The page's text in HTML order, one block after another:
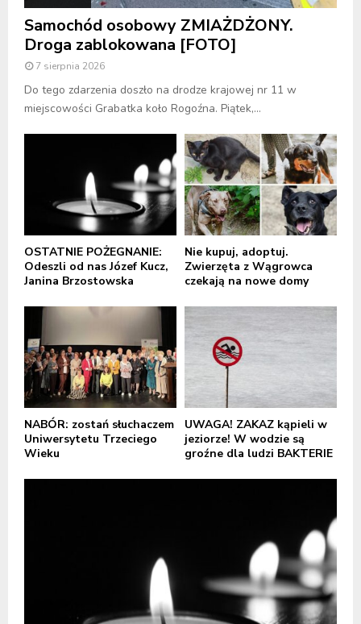
Samochód osobowy ZMIAŻDŻONY.
Droga zablokowana [FOTO]
7 sierpnia 2026
Do tego zdarzenia doszło na drodze krajowej nr 11 w
miejscowości Grabatka koło Rogoźna. Piątek,...
OSTATNIE POŻEGNANIE:
Odeszli od nas Józef Kucz,
Janina Brzostowska
Nie kupuj, adoptuj.
Zwierzęta z Wągrowca
czekają na nowe domy
NABÓR: zostań słuchaczem
Uniwersytetu Trzeciego
Wieku
UWAGA! ZAKAZ kąpieli w
jeziorze! W wodzie są
groźne dla ludzi BAKTERIE